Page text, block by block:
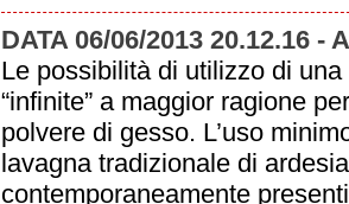
DATA 06/06/2013 20.12.16 -
Le possibilità di utilizzo di
“infinite” a maggior ragione
polvere di gesso. L’uso
lavagna tradizionale di
contemporaneamente